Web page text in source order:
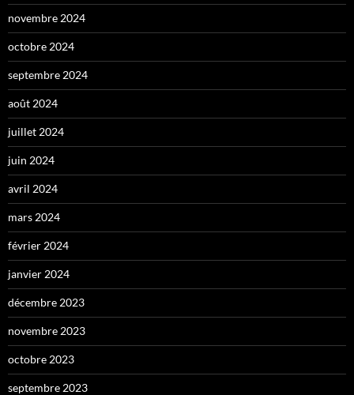
novembre 2024
octobre 2024
septembre 2024
août 2024
juillet 2024
juin 2024
avril 2024
mars 2024
février 2024
janvier 2024
décembre 2023
novembre 2023
octobre 2023
septembre 2023